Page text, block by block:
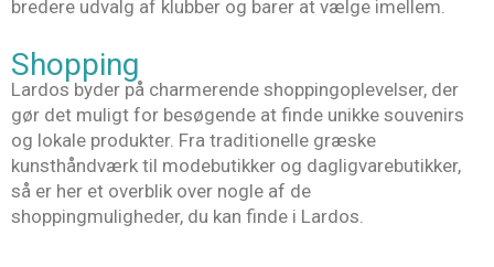
bredere udvalg af klubber og barer at vælge imellem.
Shopping
Lardos byder på charmerende shoppingoplevelser, der
gør det muligt for besøgende at finde unikke souvenirs
og lokale produkter. Fra traditionelle græske
kunsthåndværk til modebutikker og dagligvarebutikker,
så er her et overblik over nogle af de
shoppingmuligheder, du kan finde i Lardos.